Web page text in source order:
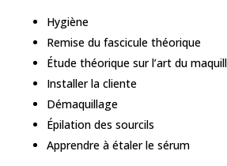
Hygiène
Remise du fascicule théorique
Étude théorique sur l’art du
Installer la cliente
Démaquillage
Épilation des sourcils
Apprendre à étaler le sérum